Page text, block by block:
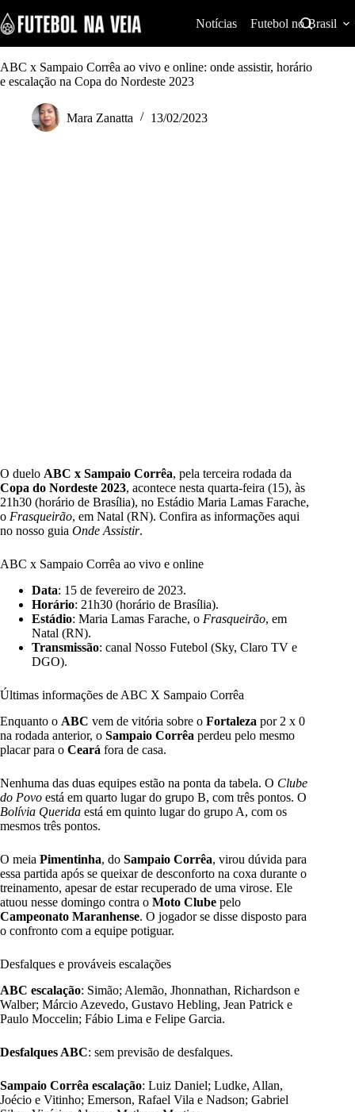
k
i
p
o
Notícias Futebol no Brasil
ABC x Sampaio Corrêa ao vivo e online: onde assistir, horário
e escalação na Copa do Nordeste 2023
Mara Zanatta 13/02/2023
O duelo ABC x Sampaio Corrêa, pela terceira rodada da
Copa do Nordeste 2023, acontece nesta quarta-feira (15), às
21h30 (horário de Brasília), no Estádio Maria Lamas Farache,
o Frasqueirão, em Natal (RN). Confira as informações aqui
no nosso guia Onde Assistir.
ABC x Sampaio Corrêa ao vivo e online
Data: 15 de fevereiro de 2023.
Horário: 21h30 (horário de Brasília).
Estádio: Maria Lamas Farache, o Frasqueirão, em
Natal (RN).
Transmissão: canal Nosso Futebol (Sky, Claro TV e
DGO).
Últimas informações de ABC X Sampaio Corrêa
Enquanto o ABC vem de vitória sobre o Fortaleza por 2 x 0
na rodada anterior, o Sampaio Corrêa perdeu pelo mesmo
placar para o Ceará fora de casa.
Nenhuma das duas equipes estão na ponta da tabela. O Clube
do Povo está em quarto lugar do grupo B, com três pontos. O
Bolívia Querida está em quinto lugar do grupo A, com os
mesmos três pontos.
O meia Pimentinha, do Sampaio Corrêa, virou dúvida para
essa partida após se queixar de desconforto na coxa durante o
treinamento, apesar de estar recuperado de uma virose. Ele
atuou nesse domingo contra o Moto Clube pelo
Campeonato Maranhense. O jogador se disse disposto para
o confronto com a equipe potiguar.
Desfalques e prováveis escalações
ABC escalação: Simão; Alemão, Jhonnathan, Richardson e
Walber; Márcio Azevedo, Gustavo Hebling, Jean Patrick e
Paulo Moccelin; Fábio Lima e Felipe Garcia.
Desfalques ABC: sem previsão de desfalques.
Sampaio Corrêa escalação: Luiz Daniel; Ludke, Allan,
Joécio e Vitinho; Emerson, Rafael Vila e Nadson; Gabriel